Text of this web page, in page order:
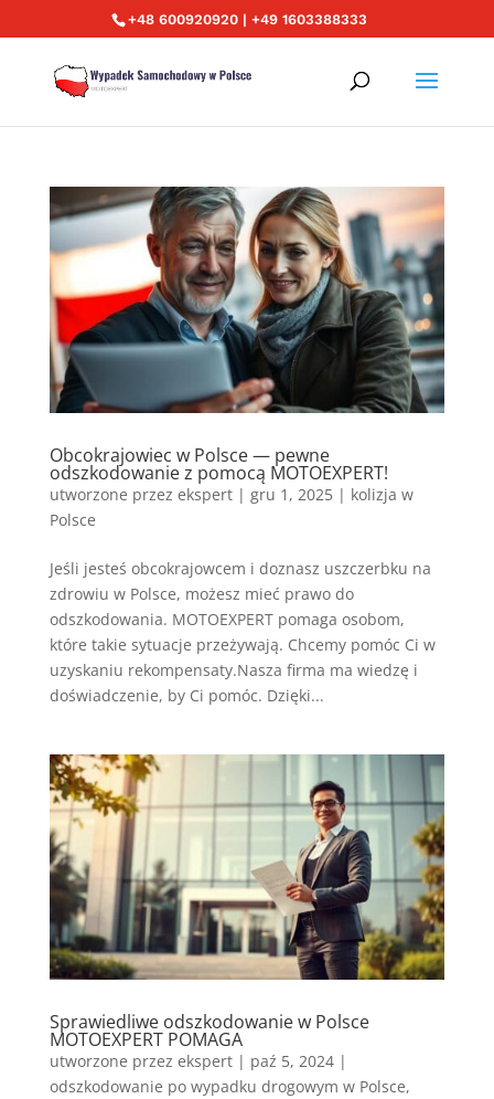
+48 600920920 | +49 1603388333
Obcokrajowiec w Polsce — pewne
odszkodowanie z pomocą MOTOEXPERT!
utworzone przez ekspert| gru 1, 2025| kolizja w
Polsce
Jeśli jesteś obcokrajowcem i doznasz uszczerbku na
zdrowiu w Polsce, możesz mieć prawo do
odszkodowania. MOTOEXPERT pomaga osobom,
które takie sytuacje przeżywają. Chcemy pomóc Ci w
uzyskaniu rekompensaty.Nasza firma ma wiedzę i
doświadczenie, by Ci pomóc. Dzięki...
Sprawiedliwe odszkodowanie w Polsce
MOTOEXPERT POMAGA
utworzone przez ekspert| paź 5, 2024|
odszkodowanie po wypadku drogowym w Polsce,